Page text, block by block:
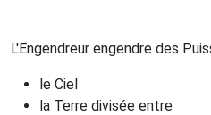
L'Engendreur engendre des
le Ciel
la Terre divisée entre